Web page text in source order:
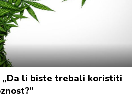
„Da li biste trebali koristiti